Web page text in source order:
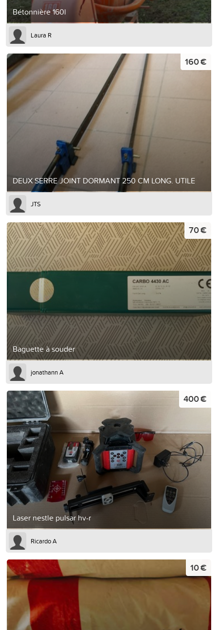
Bétonnière 160l
Laura R
DEUX SERRE JOINT DORMANT 250 CM LONG. UTILE
160 €
JTS
Baguette à souder
70 €
jonathann A
Laser nestle pulsar hv-r
400 €
Ricardo A
10 €